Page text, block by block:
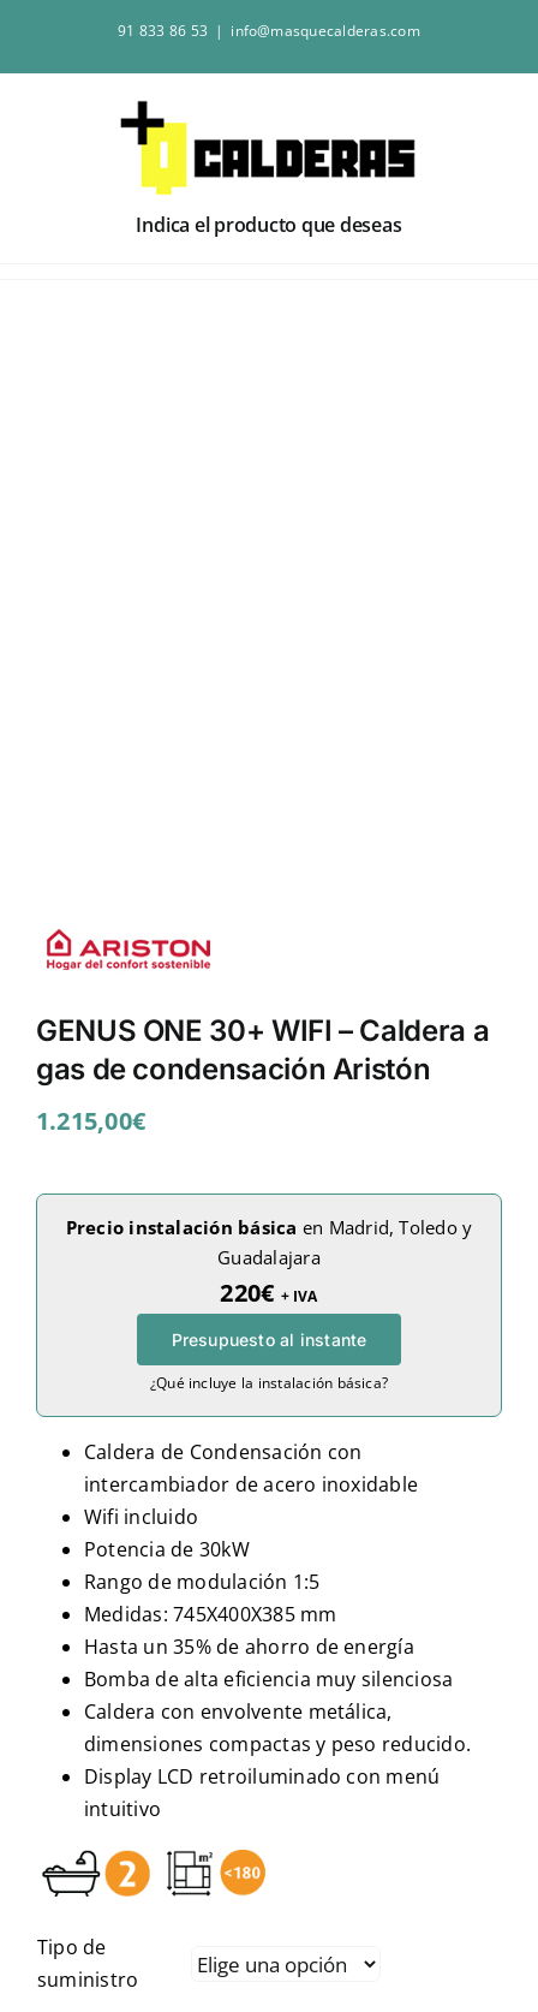
contenido
91 833 86 53 | info@masquecalderas.com
Indica el producto que deseas
GENUS ONE 30+ WIFI – Caldera a
gas de condensación Aristón
1.215,00€
Precio instalación básica en Madrid, Toledo y
Guadalajara
220€ + IVA
Presupuesto al instante
¿Qué incluye la instalación básica?
Caldera de Condensación con
intercambiador de acero inoxidable
Wifi incluido
Potencia de 30kW
Rango de modulación 1:5
Medidas: 745X400X385 mm
Hasta un 35% de ahorro de energía
Bomba de alta eficiencia muy silenciosa
Caldera con envolvente metálica,
dimensiones compactas y peso reducido.
Display LCD retroiluminado con menú
intuitivo
Tipo de
suministro